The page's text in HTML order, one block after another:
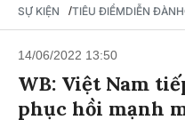
SỰ KIỆN /TIÊU ĐIỂMDIỄN ĐÀN
14/06/2022 13:50
WB: Việt Nam
phục hồi mạnh